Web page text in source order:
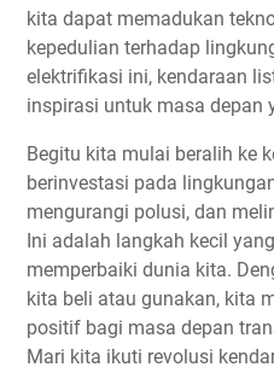
kita dapat memadukan
kepedulian terhadap
elektrifikasi ini, kendaraan
inspirasi untuk masa depan
Begitu kita mulai beralih ke
berinvestasi pada
mengurangi polusi, dan
Ini adalah langkah kecil
memperbaiki dunia kita.
kita beli atau gunakan, kita
positif bagi masa depan
Mari kita ikuti revolusi